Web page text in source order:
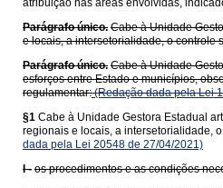
atribuição nas áreas envolvidas,
Parágrafo único. Cabe à Unidade
e locais, a intersetorialidade, o controle
Parágrafo único. Cabe à Unidade
esforços entre Estado e municípios,
regulamentar:(Redação dada pela Lei
§1 Cabe à Unidade Gestora Estadual
regionais e locais, a intersetorialidade,
dada pela Lei 20548 de 27/04/2021)
I - os procedimentos e as condições